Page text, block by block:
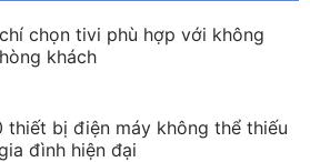
chọn tivi phù hợp với không
khách
thiết bị điện máy không thể thiếu
đình hiện đại